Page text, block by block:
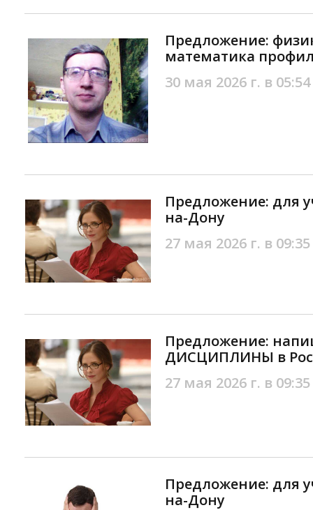
Предложение:
математика
30 мая 2026 г. в 05:54
Предложение: для
на-Дону
27 мая 2026 г. в 09:35
Предложение:
ДИСЦИПЛИНЫ в
27 мая 2026 г. в 09:35
Предложение: для
на-Дону